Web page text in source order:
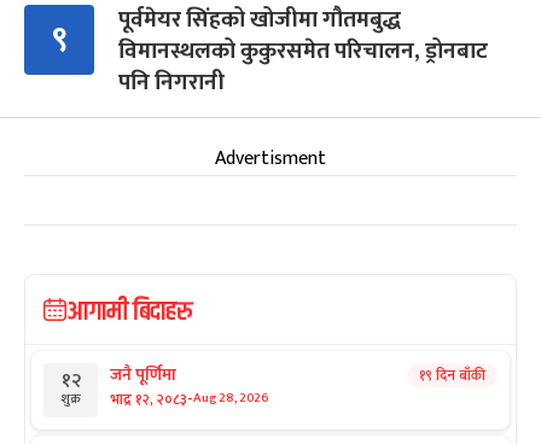
९
पूर्वमेयर सिंहको खोजीमा गौतमबुद्ध
विमानस्थलको कुकुरसमेत परिचालन, ड्रोनबाट
पनि निगरानी
Advertisment
आगामी बिदाहरु
१२
शुक्र
जनै पूर्णिमा
भाद्र १२, २०८३-Aug 28, 2026
१९ दिन बाँकी